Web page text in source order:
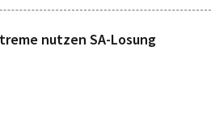
nutzen SA-Losung